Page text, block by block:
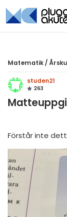
Matematik /
studen21
263
Förstår inte
språk